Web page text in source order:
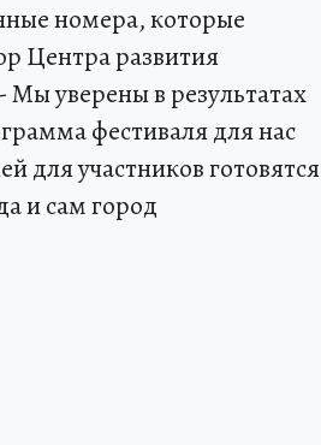
номера, которые
Центра развития
уверены в результатах
фестиваля для нас
для участников готовятся
и сам город